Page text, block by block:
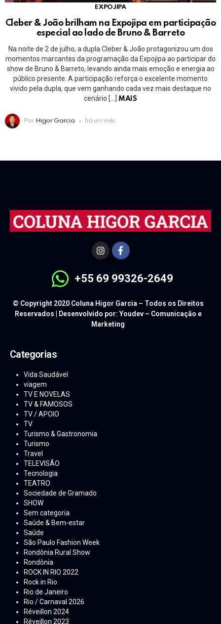
EXPOJIPA
Cleber & João brilham na Expojipa em participação
especial ao lado de Bruno & Barreto
Na noite de 2 de julho, a dupla Cleber & João protagonizou um dos
momentos marcantes da programação da Expojipa ao participar do
show de Bruno & Barreto, levando ainda mais emoção e energia ao
público presente. A participação reforça o excelente momento
vivido pela dupla, que vem ganhando cada vez mais destaque no
cenário […]
MAIS
Por Higor Garcia há um mês
+55 69 99326-2649
© Copyright 2020 Coluna Higor Garcia – Todos os Direitos
Reservados | Desenvolvido por: Youdev – Comunicação e
Marketing
Categorias
Vida Saudável
viagem
TV E NOVELAS
TV & FAMOSOS
TV / APOIO
TV
Turismo & Gastronomia
Turismo
Travel
TELEVISÃO
Tecnologia
TEATRO
Sociedade de Gramado
SHOW
Sem categoria
Saúde & Bem-estar
Saúde
São Paulo Fashion Week
Rondônia Rural Show
Rondônia
ROCK IN RIO 2022
Rock in Rio
Rio de Janeiro
Rio / Carnaval 2026
Réveillon 2024
Réveillon 2023